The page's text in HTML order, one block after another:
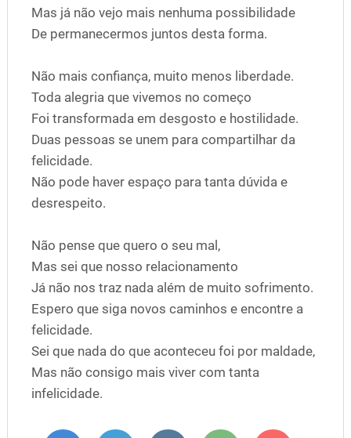
Mas já não vejo mais nenhuma possibilidade
De permanecermos juntos desta forma.
Não mais confiança, muito menos liberdade.
Toda alegria que vivemos no começo
Foi transformada em desgosto e hostilidade.
Duas pessoas se unem para compartilhar da
felicidade.
Não pode haver espaço para tanta dúvida e
desrespeito.
Não pense que quero o seu mal,
Mas sei que nosso relacionamento
Já não nos traz nada além de muito sofrimento.
Espero que siga novos caminhos e encontre a
felicidade.
Sei que nada do que aconteceu foi por maldade,
Mas não consigo mais viver com tanta
infelicidade.